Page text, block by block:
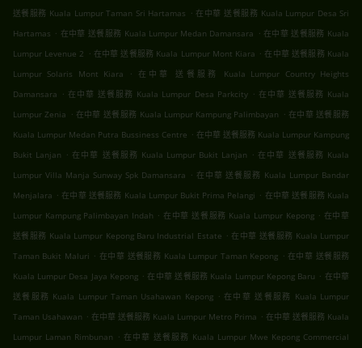
送餐服務 Kuala Lumpur Taman Sri Hartamas . 在中華 送餐服務 Kuala Lumpur Desa Sri
Hartamas . 在中華 送餐服務 Kuala Lumpur Medan Damansara . 在中華 送餐服務 Kuala
Lumpur Levenue 2 . 在中華 送餐服務 Kuala Lumpur Mont Kiara . 在中華 送餐服務 Kuala
Lumpur Solaris Mont Kiara
.
在中華 送餐服務 Kuala Lumpur Country Heights
Damansara . 在中華 送餐服務 Kuala Lumpur Desa Parkcity . 在中華 送餐服務 Kuala
Lumpur Zenia . 在中華 送餐服務 Kuala Lumpur Kampung Palimbayan . 在中華 送餐服務
Kuala Lumpur Medan Putra Bussiness Centre . 在中華 送餐服務 Kuala Lumpur Kampung
Bukit Lanjan . 在中華 送餐服務 Kuala Lumpur Bukit Lanjan . 在中華 送餐服務 Kuala
Lumpur Villa Manja Sunway Spk Damansara . 在中華 送餐服務 Kuala Lumpur Bandar
Menjalara . 在中華 送餐服務 Kuala Lumpur Bukit Prima Pelangi . 在中華 送餐服務 Kuala
Lumpur Kampung Palimbayan Indah . 在中華 送餐服務 Kuala Lumpur Kepong . 在中華
送餐服務 Kuala Lumpur Kepong Baru Industrial Estate . 在中華 送餐服務 Kuala Lumpur
Taman Bukit Maluri . 在中華 送餐服務 Kuala Lumpur Taman Kepong . 在中華 送餐服務
Kuala Lumpur Desa Jaya Kepong . 在中華 送餐服務 Kuala Lumpur Kepong Baru . 在中華
送餐服務 Kuala Lumpur Taman Usahawan Kepong . 在中華 送餐服務 Kuala Lumpur
Taman Usahawan . 在中華 送餐服務 Kuala Lumpur Metro Prima . 在中華 送餐服務 Kuala
Lumpur Laman Rimbunan . 在中華 送餐服務 Kuala Lumpur Mwe Kepong Commercial